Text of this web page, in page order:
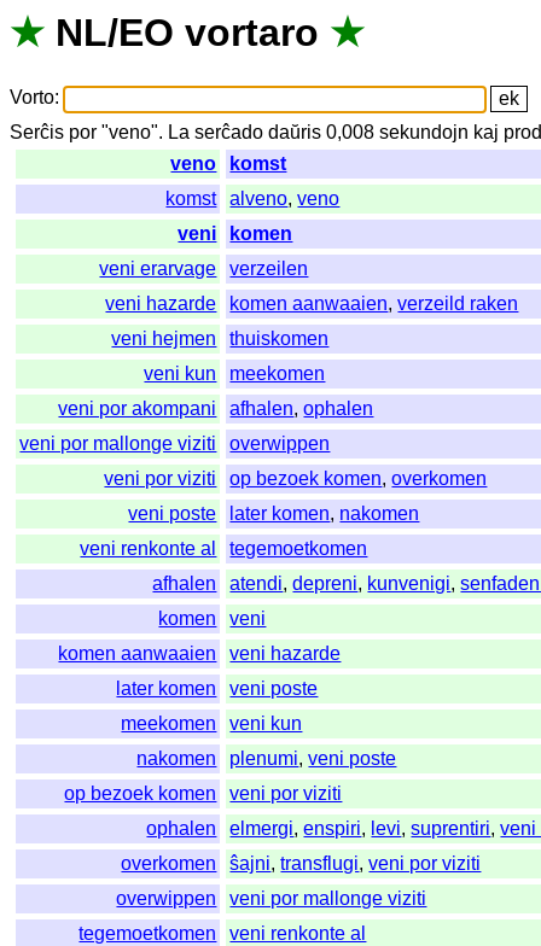
★ NL/EO vortaro ★
Vorto:
Serĉis por "veno". La serĉado daŭris 0,008sekundojn kaj
veno
komst
komst
alveno,veno
veni
komen
veni erarvage
verzeilen
veni hazarde
komen aanwaaien,verzeild raken
veni hejmen
thuiskomen
veni kun
meekomen
veni por akompani
afhalen,ophalen
veni por mallonge viziti
overwippen
veni por viziti
op bezoek komen,overkomen
veni poste
later komen, nakomen
veni renkonte al
tegemoetkomen
afhalen
atendi,depreni, kunvenigi,
komen
veni
komen aanwaaien
veni hazarde
later komen
veni poste
meekomen
veni kun
nakomen
plenumi,veni poste
op bezoek komen
veni por viziti
ophalen
elmergi,enspiri, levi,suprentiri,veni
overkomen
ŝajni,transflugi,veni por viziti
overwippen
veni por mallonge viziti
tegemoetkomen
veni renkonte al